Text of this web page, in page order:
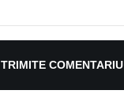
TRIMITE COMENTARIU